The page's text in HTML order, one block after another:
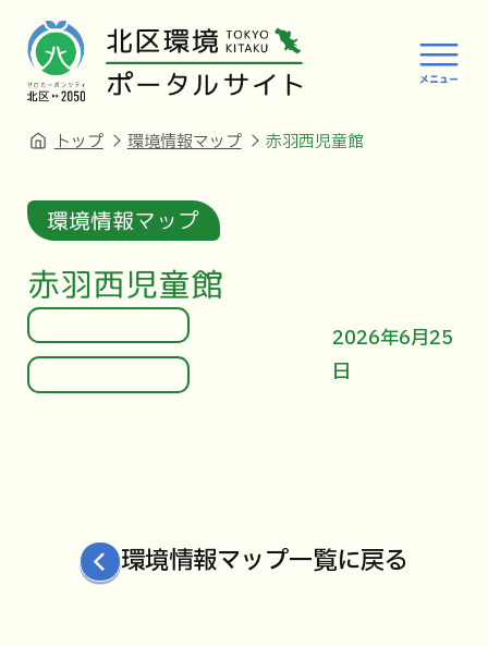
トップ 環境情報マップ 赤羽西児童館
環境情報マップ
赤羽西児童館
2026年6月25
日
環境情報マップ一覧に戻る